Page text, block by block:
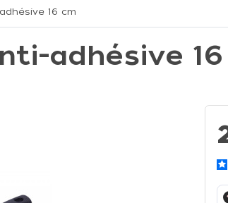
16 cm
adhésive